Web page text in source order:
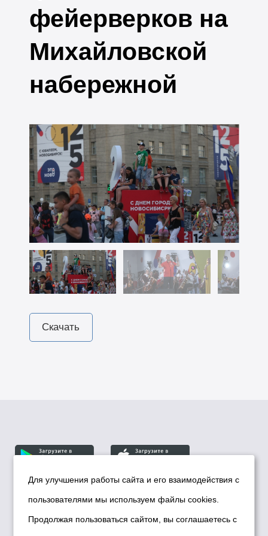
фейерверков на
Михайловской
набережной
Скачать
© Департамент информационной политики мэрии
города Новосибирска, 2026
Для улучшения работы сайта и его взаимодействия с
пользователями мы используем файлы cookies.
Продолжая пользоваться сайтом, вы соглашаетесь с